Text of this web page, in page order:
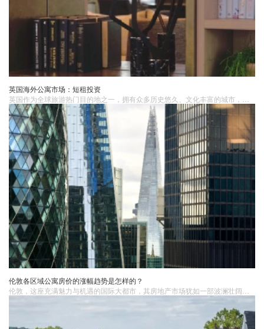
英国海外公寓市场：短租投资
伦敦各区域公寓房价的涨幅趋势是怎样的？